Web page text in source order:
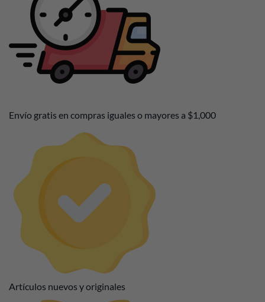
Envío gratis en compras iguales o mayores a $1,000
Artículos nuevos y originales